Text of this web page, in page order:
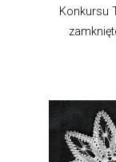
Konkursu